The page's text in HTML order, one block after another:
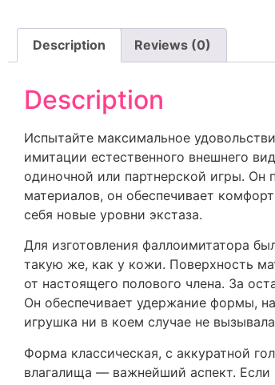
Description Reviews (0)
Description
Испытайте максимальное
имитации естественного внешнего
одиночной или партнерской игры. Он
материалов, он обеспечивает
себя новые уровни экстаза.
Для изготовления фаллоимитатора
такую же, как у кожи. Поверхность
от настоящего полового члена. За
Он обеспечивает удержание формы,
игрушка ни в коем случае не
Форма классическая, с аккуратной
влагалища — важнейший аспект. Если